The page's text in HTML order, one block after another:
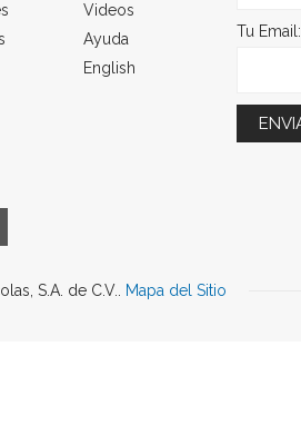
Videos
Ayuda
English
Tu Email:
S.A. de C.V.. Mapa del Sitio